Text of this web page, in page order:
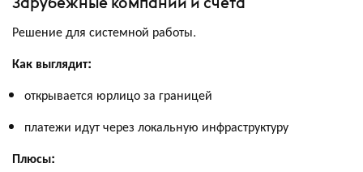
Решение для системной работы.
Как выглядит:
открывается юрлицо за границей
платежи идут через локальную инфраструктуру
Плюсы: